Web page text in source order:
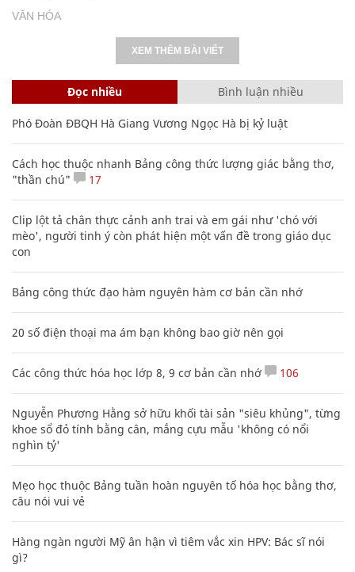
VĂN HÓA
XEM THÊM BÀI VIẾT
Đọc nhiều Bình luận nhiều
Phó Đoàn ĐBQH Hà Giang Vương Ngọc Hà bị kỷ luật
Cách học thuộc nhanh Bảng công thức lượng giác bằng thơ,
"thần chú"
17
Clip lột tả chân thực cảnh anh trai và em gái như 'chó với
mèo', người tinh ý còn phát hiện một vấn đề trong giáo dục
con
Bảng công thức đạo hàm nguyên hàm cơ bản cần nhớ
20 số điện thoại ma ám bạn không bao giờ nên gọi
Các công thức hóa học lớp 8, 9 cơ bản cần nhớ 106
Nguyễn Phương Hằng sở hữu khối tài sản "siêu khủng", từng
khoe sổ đỏ tính bằng cân, mắng cựu mẫu 'không có nổi
nghìn tỷ'
Mẹo học thuộc Bảng tuần hoàn nguyên tố hóa học bằng thơ,
câu nói vui vẻ
Hàng ngàn người Mỹ ân hận vì tiêm vắc xin HPV: Bác sĩ nói
gì?